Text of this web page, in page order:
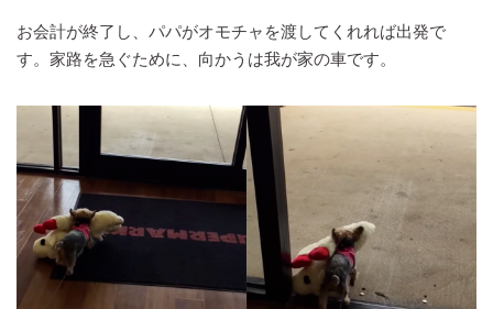
お会計が終了し、パパがオモチャを渡してくれれば出発で
す。家路を急ぐために、向かうは我が家の車です。